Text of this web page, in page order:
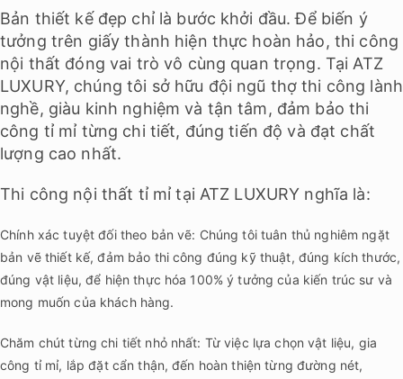
Bản thiết kế đẹp chỉ là bước khởi đầu. Để biến ý
tưởng trên giấy thành hiện thực hoàn hảo, thi công
nội thất đóng vai trò vô cùng quan trọng. Tại ATZ
LUXURY, chúng tôi sở hữu đội ngũ thợ thi công lành
nghề, giàu kinh nghiệm và tận tâm, đảm bảo thi
công tỉ mỉ từng chi tiết, đúng tiến độ và đạt chất
lượng cao nhất.
Thi công nội thất tỉ mỉ tại ATZ LUXURY nghĩa là:
Chính xác tuyệt đối theo bản vẽ: Chúng tôi tuân thủ nghiêm ngặt
bản vẽ thiết kế, đảm bảo thi công đúng kỹ thuật, đúng kích thước,
đúng vật liệu, để hiện thực hóa 100% ý tưởng của kiến trúc sư và
mong muốn của khách hàng.
Chăm chút từng chi tiết nhỏ nhất: Từ việc lựa chọn vật liệu, gia
công tỉ mỉ, lắp đặt cẩn thận, đến hoàn thiện từng đường nét,